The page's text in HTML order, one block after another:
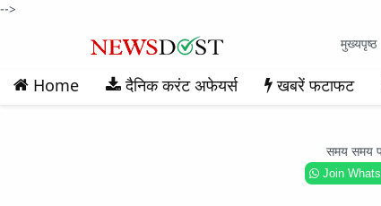
-->
मुख्यपृष्ठ
Home दैनिक करंट अफेयर्स खबरें फटाफट
समय समय
Join